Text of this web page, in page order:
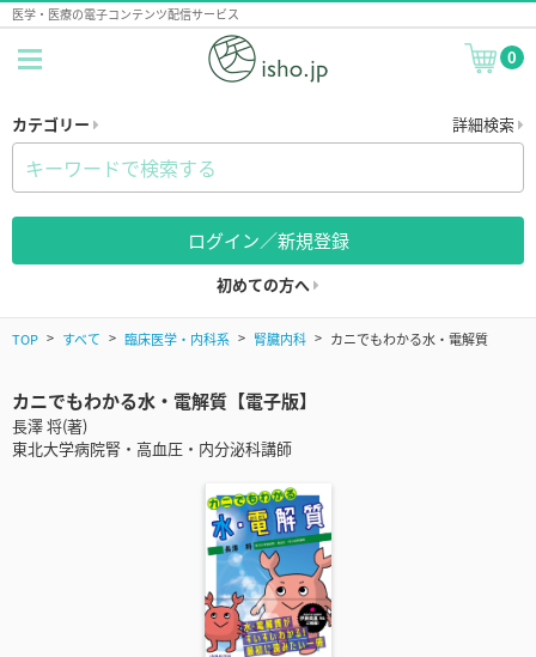
医学・医療の電子コンテンツ配信サービス
0
カテゴリー 詳細検索
ログイン／新規登録
初めての方へ
TOP すべて 臨床医学・内科系 腎臓内科 カニでもわかる水・電解質
カニでもわかる水・電解質【電子版】
長澤 将(著)
東北大学病院腎・高血圧・内分泌科講師